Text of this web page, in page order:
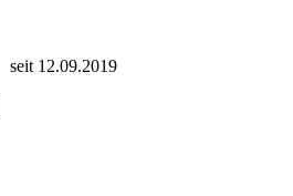
seit 12.09.2019